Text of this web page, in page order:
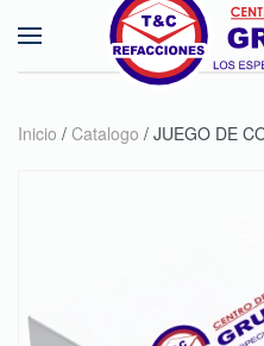
Skip to main content
Inicio / Catalogo / JUEGO DE